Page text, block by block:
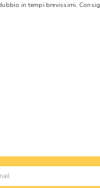
in tempi brevissimi.